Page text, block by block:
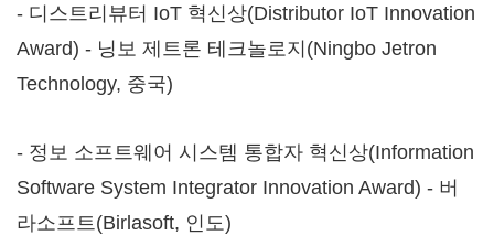
- 디스트리뷰터 IoT 혁신상(Distributor IoT Innovation
Award) - 닝보 제트론 테크놀로지(Ningbo Jetron
Technology, 중국)
- 정보 소프트웨어 시스템 통합자 혁신상(Information
Software System Integrator Innovation Award) - 버
라소프트(Birlasoft, 인도)